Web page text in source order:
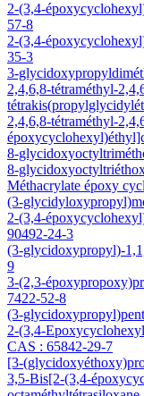
2-(3,4-
57-8
2-(3,4-
35-3
3-
2,4,6,8-tétraméthyl-
2,4,6,8-tétraméthyl-
8-
8-
Méthacrylate époxy
(3-
2-(3,4-
90492-24-3
(3-glycidoxypropyl)-
9
3-(2,3-
7422-52-8
(3-
2-(3,4-
CAS : 65842-29-7
[3-
3,5-Bis[2-(3,4-